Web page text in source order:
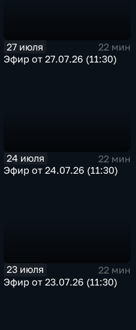
27 июля
22 мин
Эфир от 27.07.26 (11:30)
24 июля
22 мин
Эфир от 24.07.26 (11:30)
23 июля
22 мин
Эфир от 23.07.26 (11:30)